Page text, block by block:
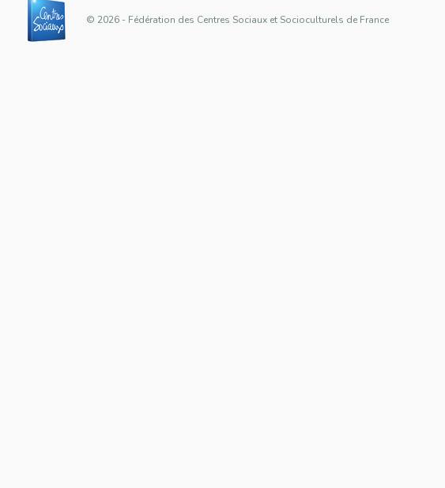
© 2026 - Fédération des Centres Sociaux et Socioculturels de France